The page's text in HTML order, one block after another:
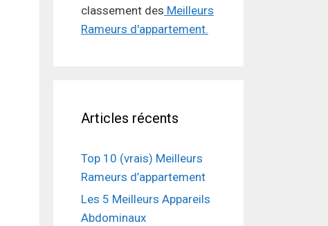
classement des Meilleurs
Rameurs d'appartement.
Articles récents
Top 10 (vrais) Meilleurs
Rameurs d’appartement
Les 5 Meilleurs Appareils
Abdominaux